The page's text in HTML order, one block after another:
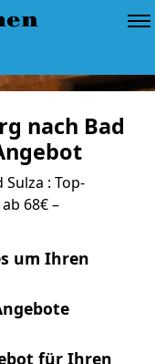
nach Bad
: Top-
68€ –
um Ihren
für Ihren